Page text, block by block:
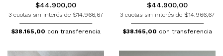
$44.900,00
3 cuotas sin interés de $14.966,67
$38.165,00 con transferencia
$44.900,00
3 cuotas sin interés de $14.966,67
$38.165,00 con transferencia